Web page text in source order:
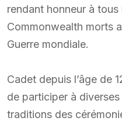
rendant honneur à
Commonwealth morts
Guerre mondiale.
Cadet depuis l’âge de
de participer à
traditions des